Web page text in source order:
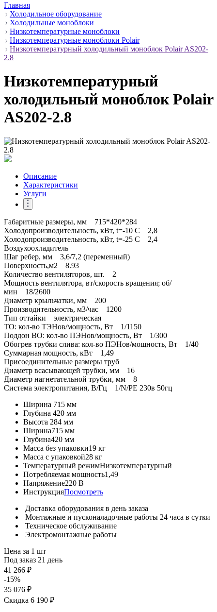
Главная
Холодильное оборудование
Холодильные моноблоки
Низкотемпературные моноблоки
Низкотемпературные моноблоки Polair
Низкотемпературный холодильный моноблок Polair AS202-
2.8
Низкотемпературный
холодильный моноблок Polair
AS202-2.8
Описание
Характеристики
Услуги
Габаритные размеры, мм 715*420*284
Холодопроизводительность, кВт, t=-10 C 2,8
Холодопроизводительность, кВт, t=-25 C 2,4
Воздухоохладитель
Шаг ребер, мм 3,6/7,2 (переменный)
Поверхность,м2 8.93
Количество вентиляторов, шт. 2
Мощность вентилятора, вт/скорость вращения; об/
мин 18/2600
Диаметр крыльчатки, мм 200
Производительность, м3/час 1200
Тип оттайки электрическая
ТО: кол-во ТЭНов/мощность, Вт 1/1150
Поддон ВО: кол-во ПЭНов/мощность, Вт 1/300
Обогрев трубки слива: кол-во ПЭНов/мощность, Вт 1/40
Суммарная мощность, кВт 1,49
Присоединительные размеры труб
Диаметр всасывающей трубки, мм 16
Диаметр нагнетательной трубки, мм 8
Система электропитания, В/Гц 1/N/PE 230в 50гц
Ширина 715 мм
Глубина 420 мм
Высота 284 мм
Ширина715 мм
Глубина420 мм
Масса без упаковки19 кг
Масса с упаковкой28 кг
Температурный режимНизкотемпературный
Потребляемая мощность1,49
Напряжение220 В
ИнструкцияПосмотреть
Доставка оборудования в день заказа
Монтажные и пусконаладочные работы 24 часа в сутки
Техническое обслуживание
Электромонтажные работы
Цена за 1 шт
Под заказ 21 день
41 266 ₽
-15%
35 076 ₽
Скидка 6 190 ₽